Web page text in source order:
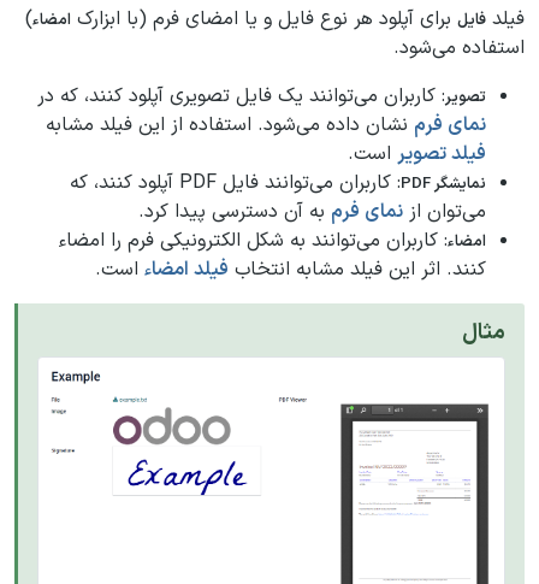
فیلد فایل برای آپلود هر نوع فایل و یا امضای فرم (با ابزارک امضاء)
استفاده می‌شود.
تصویر: کاربران می‌توانند یک فایل تصویری آپلود کنند، که در
نمای فرم نشان داده می‌شود. استفاده از این فیلد مشابه
فیلد تصویر است.
نمایشگر PDF
: کاربران می‌توانند فایل PDF آپلود کنند، که
می‌توان از نمای فرم به آن دسترسی پیدا کرد.
امضاء: کاربران می‌توانند به شکل الکترونیکی فرم را امضاء
کنند. اثر این فیلد مشابه انتخاب فیلد امضاء است.
مثال